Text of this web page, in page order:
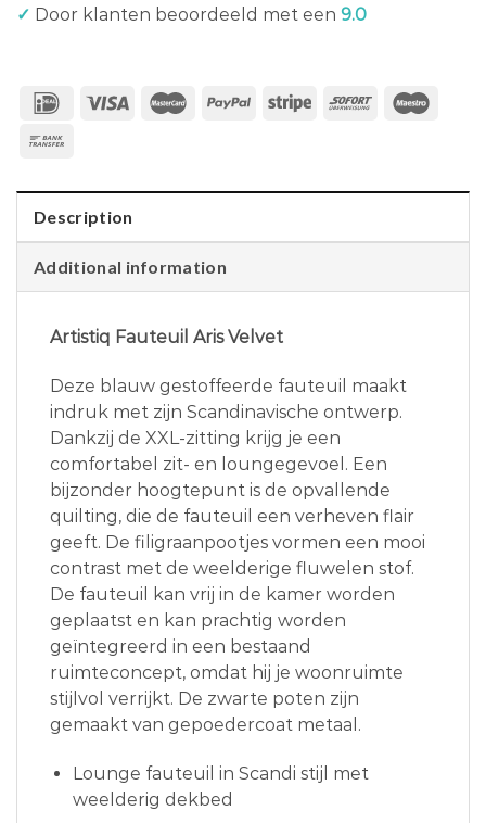
✓ Door klanten beoordeeld met een 9.0
Description
Additional information
Artistiq Fauteuil Aris Velvet
Deze blauw gestoffeerde fauteuil maakt
indruk met zijn Scandinavische ontwerp.
Dankzij de XXL-zitting krijg je een
comfortabel zit- en loungegevoel. Een
bijzonder hoogtepunt is de opvallende
quilting, die de fauteuil een verheven flair
geeft. De filigraanpootjes vormen een mooi
contrast met de weelderige fluwelen stof.
De fauteuil kan vrij in de kamer worden
geplaatst en kan prachtig worden
geïntegreerd in een bestaand
ruimteconcept, omdat hij je woonruimte
stijlvol verrijkt. De zwarte poten zijn
gemaakt van gepoedercoat metaal.
Lounge fauteuil in Scandi stijl met
weelderig dekbed